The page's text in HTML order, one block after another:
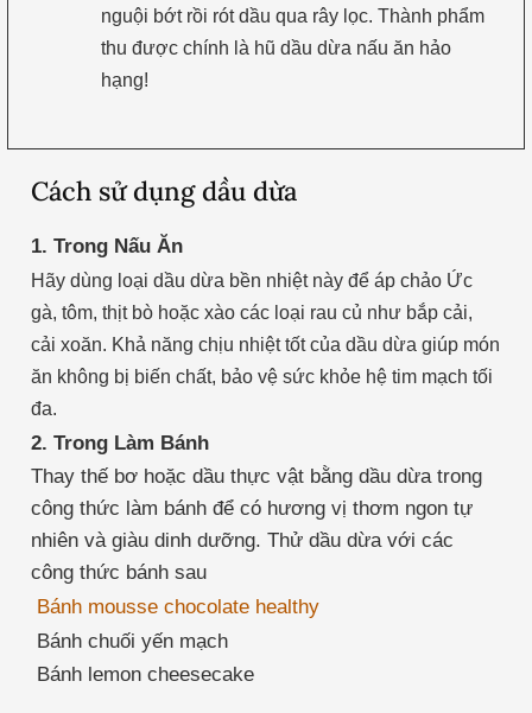
nguội bớt rồi rót dầu qua rây lọc. Thành phẩm
thu được chính là hũ dầu dừa nấu ăn hảo
hạng!
Cách sử dụng dầu dừa
1. Trong Nấu Ăn
Hãy dùng loại dầu dừa bền nhiệt này để áp chảo Ức
gà, tôm, thịt bò hoặc xào các loại rau củ như bắp cải,
cải xoăn. Khả năng chịu nhiệt tốt của dầu dừa giúp món
ăn không bị biến chất, bảo vệ sức khỏe hệ tim mạch tối
đa.
2. Trong Làm Bánh
Thay thế bơ hoặc dầu thực vật bằng dầu dừa trong
công thức làm bánh để có hương vị thơm ngon tự
nhiên và giàu dinh dưỡng. Thử dầu dừa với các
công thức bánh sau
Bánh mousse chocolate healthy
Bánh chuối yến mạch
Bánh lemon cheesecake